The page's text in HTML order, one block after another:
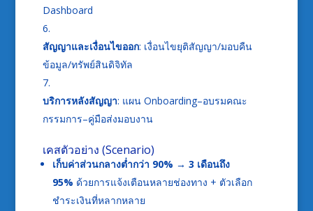
Dashboard
สัญญาและเงื่อนไขออก: เงื่อนไขยุติสัญญา/มอบคืน
ข้อมูล/ทรัพย์สินดิจิทัล
บริการหลังสัญญา: แผน Onboarding–อบรมคณะ
กรรมการ–คู่มือส่งมอบงาน
เคสตัวอย่าง (Scenario)
เก็บค่าส่วนกลางต่ำกว่า 90% → 3 เดือนถึง
95% ด้วยการแจ้งเตือนหลายช่องทาง + ตัวเลือก
ชำระเงินที่หลากหลาย